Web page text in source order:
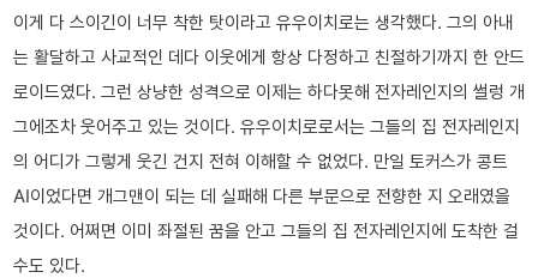
이게 다 스이긴이 너무 착한 탓이라고 유우이치로는 생각했다. 그의 아내
는 활달하고 사교적인 데다 이웃에게 항상 다정하고 친절하기까지 한 안드
로이드였다. 그런 상냥한 성격으로 이제는 하다못해 전자레인지의 썰렁 개
그에조차 웃어주고 있는 것이다. 유우이치로로서는 그들의 집 전자레인지
의 어디가 그렇게 웃긴 건지 전혀 이해할 수 없었다. 만일 토커스가 콩트
AI이었다면 개그맨이 되는 데 실패해 다른 부문으로 전향한 지 오래였을
것이다. 어쩌면 이미 좌절된 꿈을 안고 그들의 집 전자레인지에 도착한 걸
수도 있다.